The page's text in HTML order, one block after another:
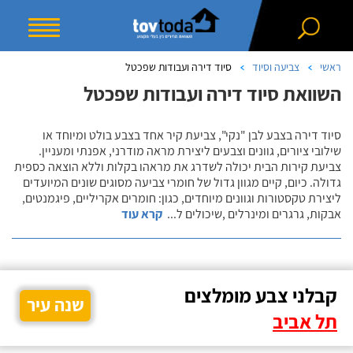
ראשי צביעה וסיוד סיוד דירה ועבודות שפכטל
השוואת סיוד דירה ועבודות שפכטל
סיוד דירה בצבע לבן "נקי", צביעת קיר אחד בצבע בולט ומיוחד או
שילובי ציורים, גוונים וצבעים ליצירת מראה מודרני, אפנתי ומעניין.
צביעת קירות הבית יכולה לשדרג את מראהו בקלות וללא הוצאה כספית
גדולה. כיום, קיים מגוון גדול של חומרי צביעה מסוגים שונים המיועדים
ליצירת טקסטורות וגוונים מיוחדים, כגון: חומרים אקריליים, פיגמנטים,
אבקות, גרגרים ומינרלים ,שיכולים ל... קרא עוד
קבלני צבע מומלצים
תל אביב
שנה עיר